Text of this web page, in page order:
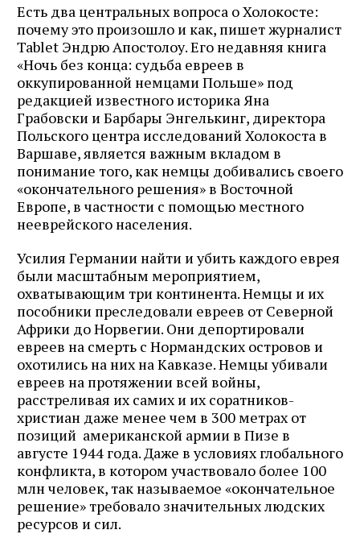
Есть два центральных вопроса о Холокосте:
почему это произошло и как, пишет журналист
Tablet Эндрю Апостолоу. Его недавняя книга
«Ночь без конца: судьба евреев в
оккупированной немцами Польше» под
редакцией известного историка Яна
Грабовски и Барбары Энгелькинг, директора
Польского центра исследований Холокоста в
Варшаве, является важным вкладом в
понимание того, как немцы добивались своего
«окончательного решения» в Восточной
Европе, в частности с помощью местного
нееврейского населения.
Усилия Германии найти и убить каждого еврея
были масштабным мероприятием,
охватывающим три континента. Немцы и их
пособники преследовали евреев от Северной
Африки до Норвегии. Они депортировали
евреев на смерть с Нормандских островов и
охотились на них на Кавказе. Немцы убивали
евреев на протяжении всей войны,
расстреливая их самих и их соратников-
христиан даже менее чем в 300 метрах от
позиций американской армии в Пизе в
августе 1944 года. Даже в условиях глобального
конфликта, в котором участвовало более 100
млн человек, так называемое «окончательное
решение» требовало значительных людских
ресурсов и сил.